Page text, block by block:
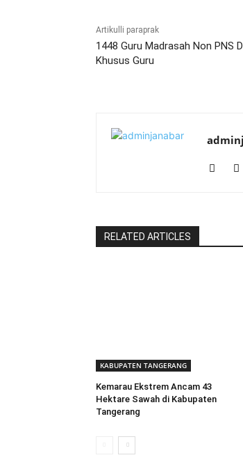
Artikulli paraprak
1448 Guru Madrasah Non PNS
Khusus Guru
RELATED ARTICLES
KABUPATEN TANGERANG
Kemarau Ekstrem Ancam 43
Hektare Sawah di Kabupaten
Tangerang